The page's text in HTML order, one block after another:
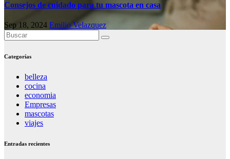
Consejos de cuidado para tu mascota en casa
Sep 18, 2024 Emilio Velazquez
Categorías
belleza
cocina
economia
Empresas
mascotas
viajes
Entradas recientes